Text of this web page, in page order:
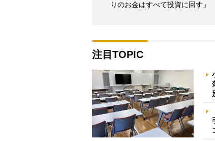
りのお金はすべて投資に回す」
注目TOPIC